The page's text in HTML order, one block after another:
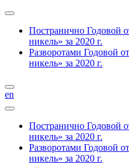
Постранично Годовой
никель» за 2020 г.
Разворотами Годовой
никель» за 2020 г.
en
Постранично Годовой
никель» за 2020 г.
Разворотами Годовой
никель» за 2020 г.